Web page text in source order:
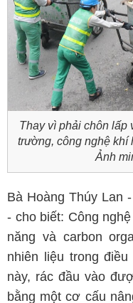
Thay vì phải chôn lấp
trường, công nghệ khí
Ảnh
Bà Hoàng Thúy Lan
- cho biết: Công
năng và carbon
nhiên liệu trong
này, rác đầu vào
bằng một cơ cấu